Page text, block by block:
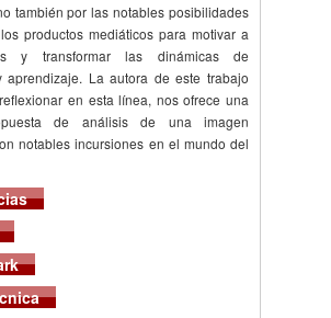
también por las notables posibilidades
productos mediáticos para motivar a
y transformar las dinámicas de
aprendizaje. La autora de este trabajo
en esta línea, nos ofrece una
de análisis de una imagen
notables incursiones en el mundo del